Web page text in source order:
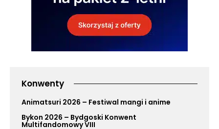
Konwenty
Animatsuri 2026 – Festiwal mangi i anime
Bykon 2026 – Bydgoski Konwent
Multifandomowy VIII